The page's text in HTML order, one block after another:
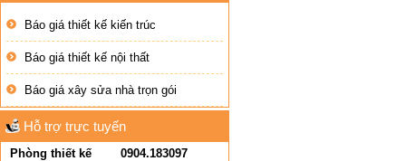
Báo giá thiết kế kiến trúc
Báo giá thiết kế nội thất
Báo giá xây sửa nhà trọn gói
Hỗ trợ trực tuyến
Phòng thiết kế 0904.183097